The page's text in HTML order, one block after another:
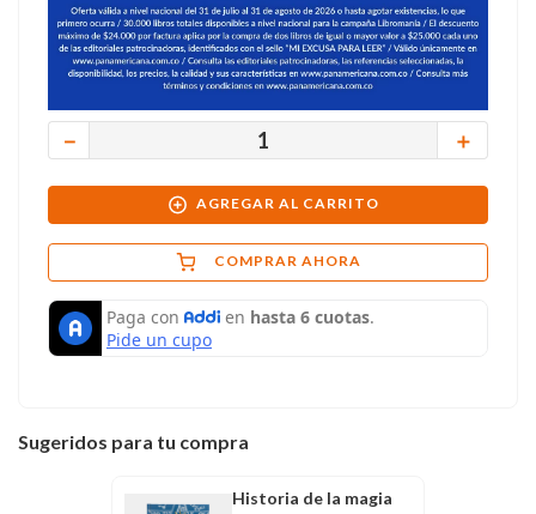
＋
－
AGREGAR AL CARRITO
COMPRAR AHORA
Sugeridos para tu compra
Historia de la magia